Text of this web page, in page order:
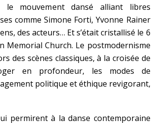
le mouvement dansé alliant libres
comme Simone Forti, Yvonne Rainer
des acteurs… Et s’était cristallisé le 6
Memorial Church. Le postmodernisme
des scènes classiques, à la croisée de
en profondeur, les modes de
politique et éthique revigorant,
permirent à la danse contemporaine